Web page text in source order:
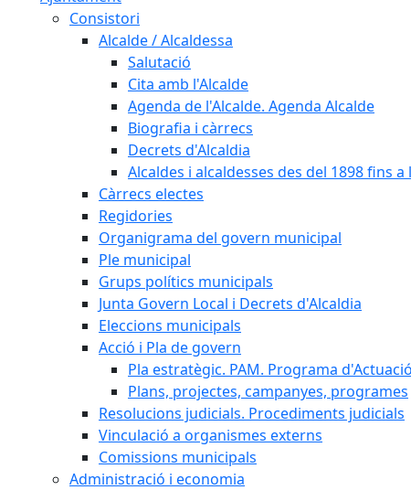
Consistori
Alcalde / Alcaldessa
Salutació
Cita amb l'Alcalde
Agenda de l'Alcalde. Agenda Alcalde
Biografia i càrrecs
Decrets d'Alcaldia
Alcaldes i alcaldesses des del 1898 fins
Càrrecs electes
Regidories
Organigrama del govern municipal
Ple municipal
Grups polítics municipals
Junta Govern Local i Decrets d'Alcaldia
Eleccions municipals
Acció i Pla de govern
Pla estratègic. PAM. Programa
Plans, projectes, campanyes, programes
Resolucions judicials. Procediments judicials
Vinculació a organismes externs
Comissions municipals
Administració i economia